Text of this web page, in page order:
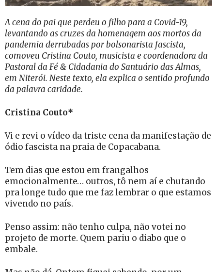
A cena do pai que perdeu o filho para a Covid-19,
levantando as cruzes da homenagem aos mortos da
pandemia derrubadas por bolsonarista fascista,
comoveu Cristina Couto, musicista e coordenadora da
Pastoral da Fé & Cidadania do Santuário das Almas,
em Niterói. Neste texto, ela explica o sentido profundo
da palavra caridade.
Cristina Couto*
Vi e revi o vídeo da triste cena da manifestação de
ódio fascista na praia de Copacabana.
Tem dias que estou em frangalhos
emocionalmente… outros, tô nem aí e chutando
pra longe tudo que me faz lembrar o que estamos
vivendo no país.
Penso assim: não tenho culpa, não votei no
projeto de morte. Quem pariu o diabo que o
embale.